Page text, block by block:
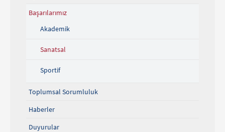
Başarılarımız
Akademik
Sanatsal
Sportif
Toplumsal Sorumluluk
Haberler
Duyurular